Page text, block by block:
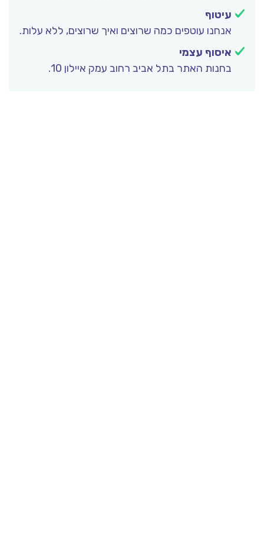
עיטוף
אנחנו עוטפים כמה שרוצים ואיך שרוצים, ללא עלות.
איסוף עצמי
בחנות האתר בתל אביב רחוב עמק איילון 10.